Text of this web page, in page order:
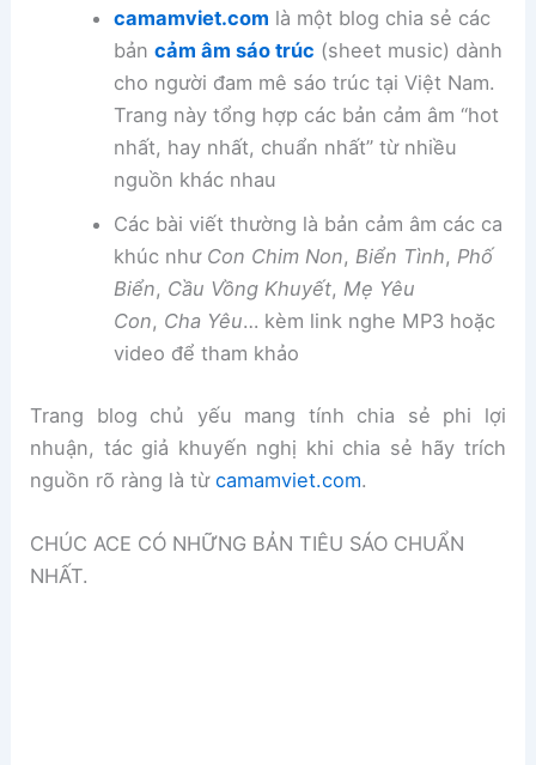
camamviet.com là một blog chia sẻ các
bản cảm âm sáo trúc (sheet music) dành
cho người đam mê sáo trúc tại Việt Nam.
Trang này tổng hợp các bản cảm âm “hot
nhất, hay nhất, chuẩn nhất” từ nhiều
nguồn khác nhau
Các bài viết thường là bản cảm âm các ca
khúc như Con Chim Non, Biển Tình, Phố
Biển, Cầu Vồng Khuyết, Mẹ Yêu
Con, Cha Yêu… kèm link nghe MP3 hoặc
video để tham khảo
Trang blog chủ yếu mang tính chia sẻ phi lợi
nhuận, tác giả khuyến nghị khi chia sẻ hãy trích
nguồn rõ ràng là từcamamviet.com.
CHÚC ACE CÓ NHỮNG BẢN TIÊU SÁO CHUẨN
NHẤT.